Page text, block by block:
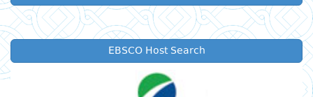
EBSCO Host Search